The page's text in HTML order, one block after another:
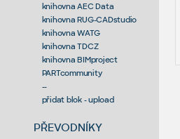
knihovna AEC Data
knihovna RUG-CADstudio
knihovna WATG
knihovna TDCZ
knihovna BIMproject
PARTcommunity
--
přidat blok - upload
PŘEVODNÍKY